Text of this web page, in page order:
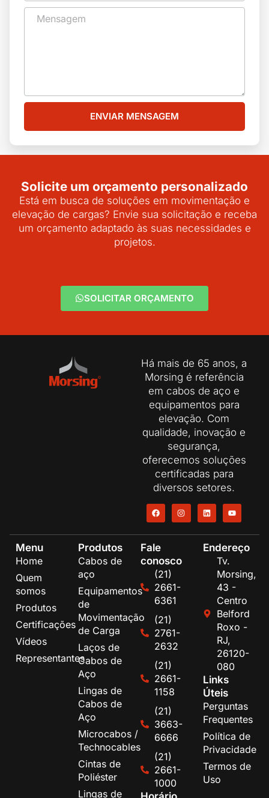
ENVIAR MENSAGEM
Solicite um orçamento personalizado
Está em busca de soluções em movimentação e
elevação de cargas? Envie sua solicitação e receba
um orçamento adaptado às suas necessidades e
projetos.
SOLICITAR ORÇAMENTO
Há mais de 65 anos, a
Morsing é referência
em cabos de aço e
equipamentos para
elevação. Com
qualidade, inovação e
segurança,
oferecemos soluções
certificadas para
diversos setores.
Menu
Home
Quem
somos
Produtos
Certificações
Vídeos
Representantes
Produtos
Cabos de
aço
Equipamentos
de
Movimentação
de Carga
Laços de
Cabos de
Aço
Lingas de
Cabos de
Aço
Microcabos /
Technocables
Cintas de
Poliéster
Lingas de
Fale
conosco
(21)
2661-
6361
(21)
2761-
2632
(21)
2661-
1158
(21)
3663-
6666
(21)
2661-
1000
Endereço
Tv.
Morsing,
43 -
Centro
Belford
Roxo -
RJ,
26120-
080
Links
Úteis
Perguntas
Frequentes
Política de
Privacidade
Termos de
Uso